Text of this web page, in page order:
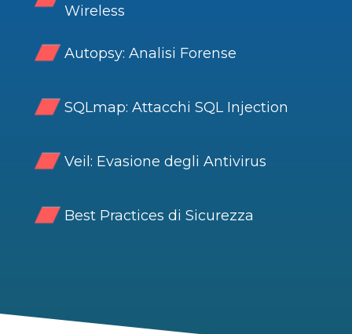
Wireless
Autopsy: Analisi Forense
SQLmap: Attacchi SQL Injection
Veil: Evasione degli Antivirus
Best Practices di Sicurezza